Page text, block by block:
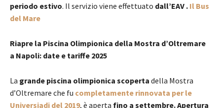
periodo estivo. Il servizio viene effettuato dall’EAV . Il Bus
del Mare
Riapre la Piscina Olimpionica della Mostra d’Oltremare
a Napoli: date e tariffe 2025
La grande piscina olimpionica scoperta della Mostra
d’Oltremare che fu completamente rinnovata per le
Universiadi del 2019, è aperta fino a settembre. Apertura